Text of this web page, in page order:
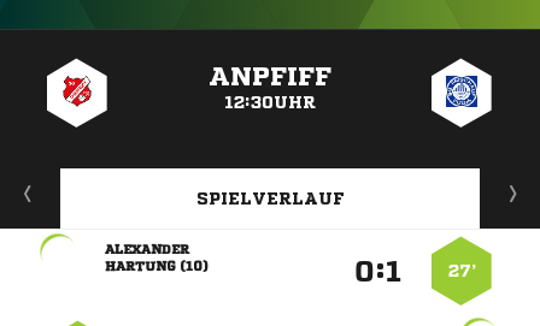
ANPFIFF
12:30UHR
SPIELVERLAUF
27’
:

 